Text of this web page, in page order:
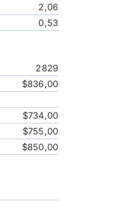
2,06
0,53
2829
$836,00
$734,00
$755,00
$850,00